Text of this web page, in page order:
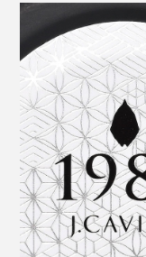
その際、ネックに
加熱殺菌せず、塩
に雑菌のない状態
そこで『宮崎キャ
ステムを構築。キ
清潔レベルに保た
『ジャパンキャビ
は、日本食と合わ
もともと日本人は
「オシェトラ ク
グレード、ロシア
したキャビア。